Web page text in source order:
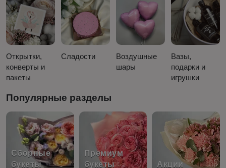
Открытки,
конверты и
пакеты
Сладости
Воздушные
шары
Вазы,
подарки и
игрушки
Популярные разделы
Сборные
букеты
Премиум
букеты
Акции